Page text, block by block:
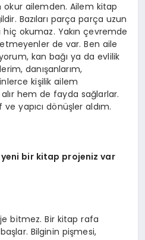
okur ailemden. Ailem kitap
Bazıları parça parça uzun
hiç okumaz. Yakın çevremde
etmeyenler de var. Ben aile
kan bağı ya da evlilik
danışanlarım,
kişilik ailem
hem de fayda sağlarlar.
yapıcı dönüşler aldım.
yeni bir kitap projeniz var
bitmez. Bir kitap rafa
Bilginin pişmesi,